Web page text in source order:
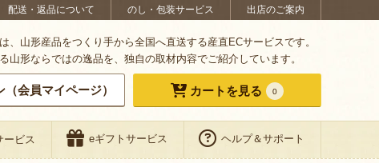
配送・返品について のし・包装サービス 出店のご案内
、山形産品をつくり手から全国へ直送する産直ECサービスです。
山形ならではの逸品を、独自の取材内容でご紹介しています。
（会員マイページ） カートを見る 0
ービス eギフトサービス ヘルプ＆サポート